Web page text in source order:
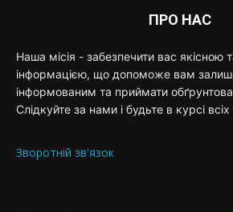
ПРО НАС
Наша місія - забезпечити вас якісною
інформацією, що допоможе вам
інформованим та приймати
Слідкуйте за нами і будьте в курсі всіх
Зворотній зв'язок